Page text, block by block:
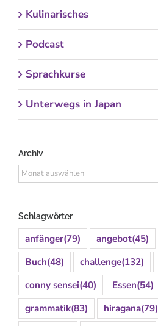
Kulinarisches
Podcast
Sprachkurse
Unterwegs in Japan
Archiv
Archiv
Schlagwörter
anfänger(79) angebot(45)
Buch(48) challenge(132)
conny sensei(40) Essen(54)
grammatik(83) hiragana(79)